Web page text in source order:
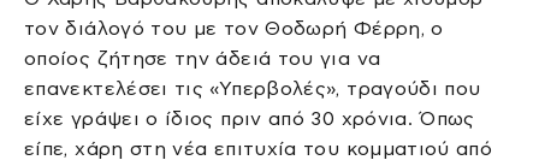
τον διάλογό του με τον Θοδωρή Φέρρη, ο
οποίος ζήτησε την άδειά του για να
επανεκτελέσει τις «Υπερβολές», τραγούδι που
είχε γράψει ο ίδιος πριν από 30 χρόνια. Όπως
είπε, χάρη στη νέα επιτυχία του κομματιού από